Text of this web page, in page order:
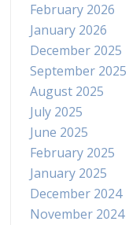
February 2026
January 2026
December 2025
September 2025
August 2025
July 2025
June 2025
February 2025
January 2025
December 2024
November 2024